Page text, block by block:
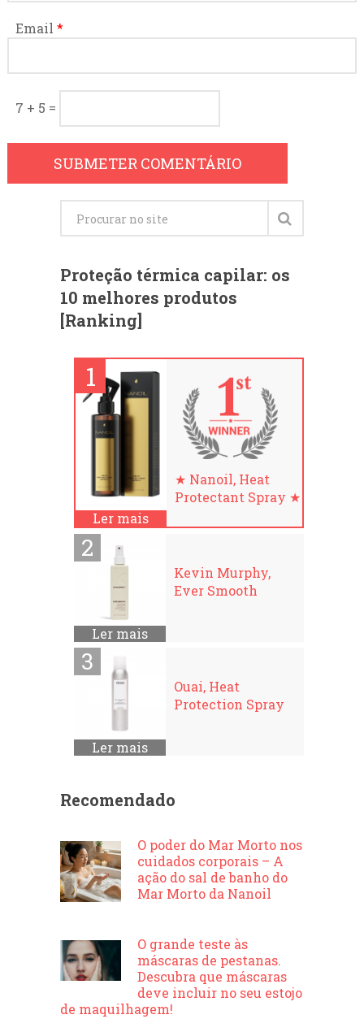
Email *
7 + 5 =
Proteção térmica capilar: os
10 melhores produtos
[Ranking]
★ Nanoil, Heat
Protectant Spray ★
Ler mais
Kevin Murphy,
Ever Smooth
Ler mais
Ouai, Heat
Protection Spray
Ler mais
Recomendado
O poder do Mar Morto nos
cuidados corporais – A
ação do sal de banho do
Mar Morto da Nanoil
O grande teste às
máscaras de pestanas.
Descubra que máscaras
deve incluir no seu estojo
de maquilhagem!